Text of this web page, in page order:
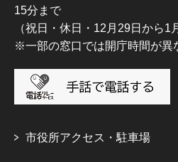
15分まで
（祝日・休日・12月29日から1
※一部の窓口では開庁時間が異
市役所アクセス・駐車場